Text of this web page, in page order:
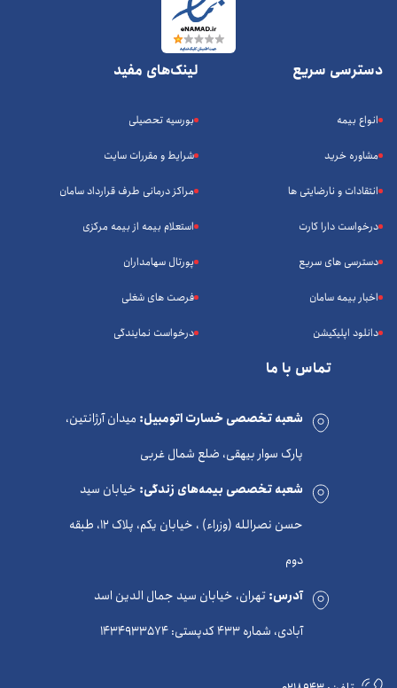
دسترسی سریع
انواع بیمه
مشاوره خرید
انتقادات و نارضایتی ها
درخواست دارا کارت
دسترسی های سریع
اخبار بیمه سامان
دانلود اپلیکیشن
لینک‌های مفید
بورسیه تحصیلی
شرایط و مقررات سایت
مراکز درمانی طرف قرارداد سامان
استعلام بیمه از بیمه مرکزی
پورتال سهامداران
فرصت های شغلی
درخواست نمایندگی
تماس با ما
شعبه تخصصی خسارت اتومبیل: میدان آرژانتین،
پارک سوار بیهقی، ضلع شمال غربی
شعبه تخصصی بیمه‌های زندگی: خیابان سید
حسن نصرالله (وزراء) ، خیابان یکم، پلاک 12، طبقه
دوم
آدرس:تهران، خیابان سید جمال الدین اسد
آبادی، شماره 433 کدپستی: 1434933574